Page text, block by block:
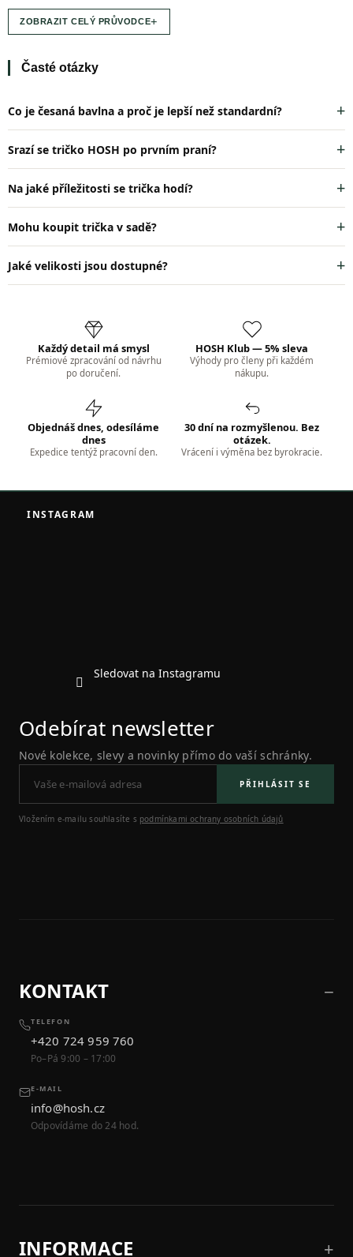
ZOBRAZIT CELÝ PRŮVODCE+
Časté otázky
Co je česaná bavlna a proč je lepší než standardní?
Srazí se tričko HOSH po prvním praní?
Na jaké příležitosti se trička hodí?
Mohu koupit trička v sadě?
Jaké velikosti jsou dostupné?
Každý detail má smysl
Prémiové zpracování od návrhu
po doručení.
HOSH Klub — 5% sleva
Výhody pro členy při každém
nákupu.
Objednáš dnes, odesíláme
dnes
Expedice tentýž pracovní den.
30 dní na rozmyšlenou. Bez
otázek.
Vrácení i výměna bez byrokracie.
INSTAGRAM
Sledovat na Instagramu
Odebírat newsletter
Nové kolekce, slevy a novinky přímo do vaší schránky.
PŘIHLÁSIT SE
Vložením e-mailu souhlasíte s podmínkami ochrany osobních údajů
KONTAKT
TELEFON
+420 724 959 760
Po–Pá 9:00 – 17:00
E-MAIL
info@hosh.cz
Odpovídáme do 24 hod.
INFORMACE